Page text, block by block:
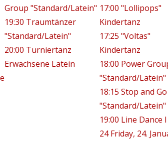
Group "Standard/Latein"
19:30 Traumtänzer
"Standard/Latein"
20:00 Turniertanz
Erwachsene Latein
17:00 "Lollipops"
Kindertanz
17:25 "Voltas"
Kindertanz
18:00 Power
"Standard/Latein"
18:15 Stop and Go
"Standard/Latein"
19:00 Line Dance I
24 Friday, 24.